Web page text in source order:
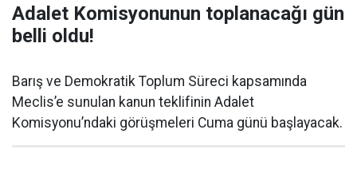
Adalet Komisyonunun toplanacağı gün
belli oldu!
Barış ve Demokratik Toplum Süreci kapsamında
Meclis’e sunulan kanun teklifinin Adalet
Komisyonu’ndaki görüşmeleri Cuma günü başlayacak.